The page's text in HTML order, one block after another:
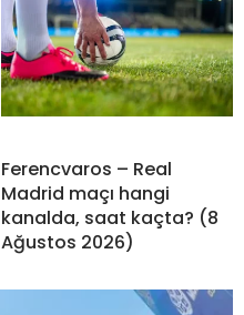
Ferencvaros – Real
Madrid maçı hangi
kanalda, saat kaçta? (8
Ağustos 2026)